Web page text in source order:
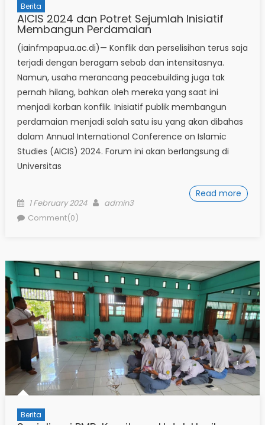
Berita
AICIS 2024 dan Potret Sejumlah Inisiatif
Membangun Perdamaian
(iainfmpapua.ac.di)— Konflik dan perselisihan terus saja
terjadi dengan beragam sebab dan intensitasnya.
Namun, usaha merancang peacebuilding juga tak
pernah hilang, bahkan oleh mereka yang saat ini
menjadi korban konflik. Inisiatif publik membangun
perdamaian menjadi salah satu isu yang akan dibahas
dalam Annual International Conference on Islamic
Studies (AICIS) 2024. Forum ini akan berlangsung di
Universitas
Read more
Posted
on
1 February 2024 Author
admin3
Comment(0)
Berita